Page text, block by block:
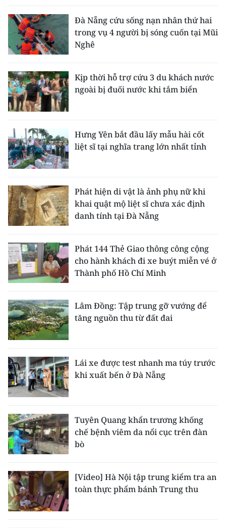
中文
FRANÇAIS
РУССКИЙ
ESPAÑOL
한국어
Đà Nẵng cứu sống nạn nhân thứ hai
trong vụ 4 người bị sóng cuốn tại Mũi
Nghê
Kịp thời hỗ trợ cứu 3 du khách nước
ngoài bị đuối nước khi tắm biển
Hưng Yên bắt đầu lấy mẫu hài cốt
liệt sĩ tại nghĩa trang lớn nhất tỉnh
Phát hiện di vật là ảnh phụ nữ khi
khai quật mộ liệt sĩ chưa xác định
danh tính tại Đà Nẵng
Phát 144 Thẻ Giao thông công cộng
cho hành khách đi xe buýt miễn vé ở
Thành phố Hồ Chí Minh
Lâm Đồng: Tập trung gỡ vướng để
tăng nguồn thu từ đất đai
Lái xe được test nhanh ma túy trước
khi xuất bến ở Đà Nẵng
Tuyên Quang khẩn trương khống
chế bệnh viêm da nổi cục trên đàn
bò
[Video] Hà Nội tập trung kiểm tra an
toàn thực phẩm bánh Trung thu